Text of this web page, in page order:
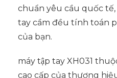
chuẩn yêu cầu quốc
tay cầm đều tính toán
của bạn.
máy tập tay XH031
cao cấp của thương